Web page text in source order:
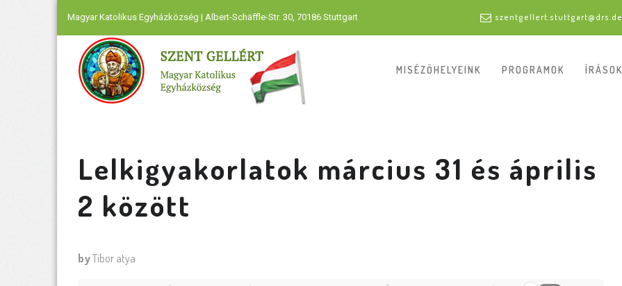
Magyar Katolikus Egyházközség | Albert-Schäffle-Str. 30, 70186 Stuttgart szentgellert.stuttgart@drs.de
MISÉZŐHELYEINK PROGRAMOK ÍRÁSOK
Lelkigyakorlatok március 31 és április
2 között
byTibor atya